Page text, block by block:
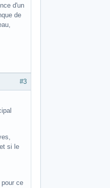
d'un
de
#3
si le
ce